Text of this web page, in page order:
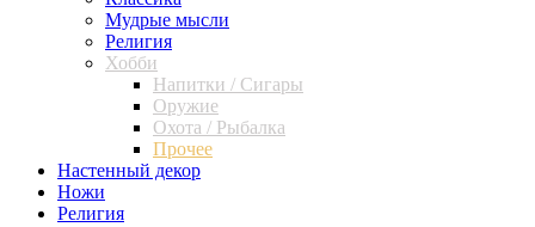
Мудрые мысли
Религия
Хобби
Напитки / Сигары
Оружие
Охота / Рыбалка
Прочее
Настенный декор
Ножи
Религия